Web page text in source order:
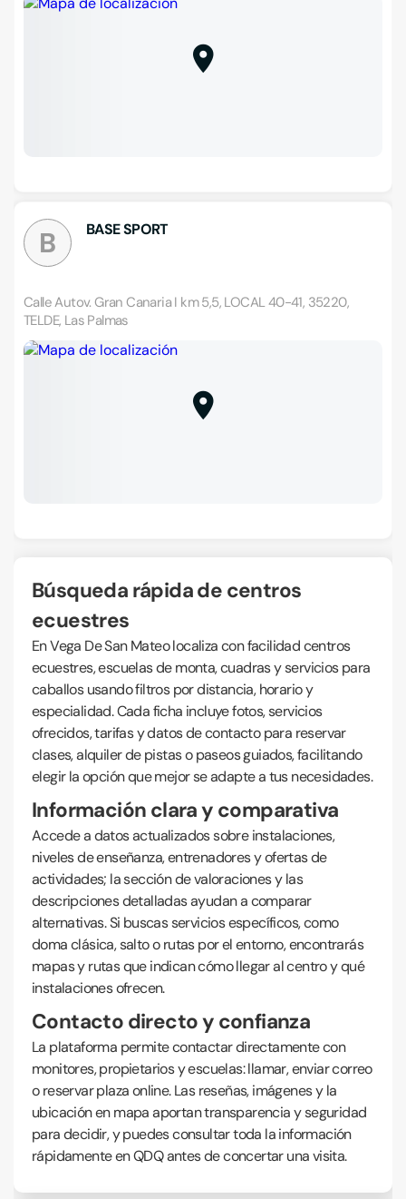
B BASE SPORT
Calle Autov. Gran Canaria I km 5,5, LOCAL 40-41, 35220,
TELDE, Las Palmas
Búsqueda rápida de centros
ecuestres
En Vega De San Mateo localiza con facilidad centros
ecuestres, escuelas de monta, cuadras y servicios para
caballos usando filtros por distancia, horario y
especialidad. Cada ficha incluye fotos, servicios
ofrecidos, tarifas y datos de contacto para reservar
clases, alquiler de pistas o paseos guiados, facilitando
elegir la opción que mejor se adapte a tus necesidades.
Información clara y comparativa
Accede a datos actualizados sobre instalaciones,
niveles de enseñanza, entrenadores y ofertas de
actividades; la sección de valoraciones y las
descripciones detalladas ayudan a comparar
alternativas. Si buscas servicios específicos, como
doma clásica, salto o rutas por el entorno, encontrarás
mapas y rutas que indican cómo llegar al centro y qué
instalaciones ofrecen.
Contacto directo y confianza
La plataforma permite contactar directamente con
monitores, propietarios y escuelas: llamar, enviar correo
o reservar plaza online. Las reseñas, imágenes y la
ubicación en mapa aportan transparencia y seguridad
para decidir, y puedes consultar toda la información
rápidamente en QDQ antes de concertar una visita.